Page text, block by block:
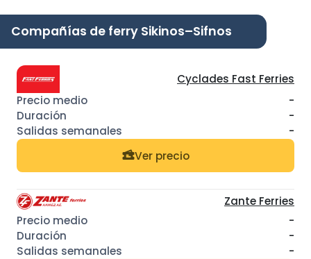
Compañías de ferry Sikinos–Sifnos
Cyclades Fast Ferries
-
-
-
Ver precio
Zante Ferries
-
-
-